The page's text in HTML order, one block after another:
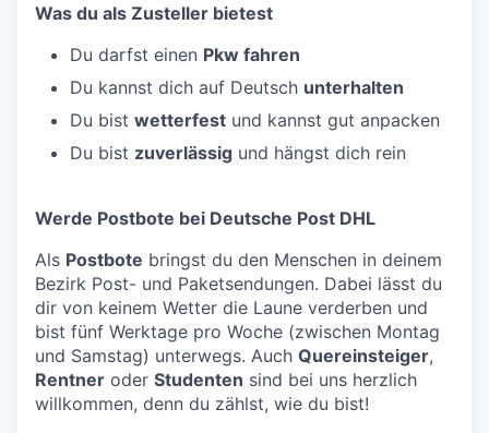
Was du als Zusteller bietest
Du darfst einen Pkw fahren
Du kannst dich auf Deutsch unterhalten
Du bist wetterfest und kannst gut anpacken
Du bist zuverlässig und hängst dich rein
Werde Postbote bei Deutsche Post DHL
Als Postbote bringst du den Menschen in deinem
Bezirk Post- und Paketsendungen. Dabei lässt du
dir von keinem Wetter die Laune verderben und
bist fünf Werktage pro Woche (zwischen Montag
und Samstag) unterwegs. Auch Quereinsteiger,
Rentner oder Studenten sind bei uns herzlich
willkommen, denn du zählst, wie du bist!